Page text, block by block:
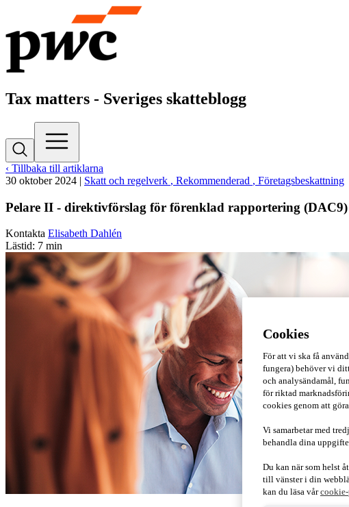
Tax matters - Sveriges skatteblogg
‹ Tillbaka till artiklarna
30 oktober 2024 | Skatt och regelverk , Rekommenderad , Företagsbeskattning
Pelare II - direktivförslag för förenklad rapportering (DAC9)
Kontakta Elisabeth Dahlén
Lästid: 7 min
Cookies
För att vi ska få
fungera) behöver vi
och analysändamål,
för riktad
cookies genom att
Vi samarbetar med
behandla dina
Du kan när som helst
till vänster i din
kan du läsa vår